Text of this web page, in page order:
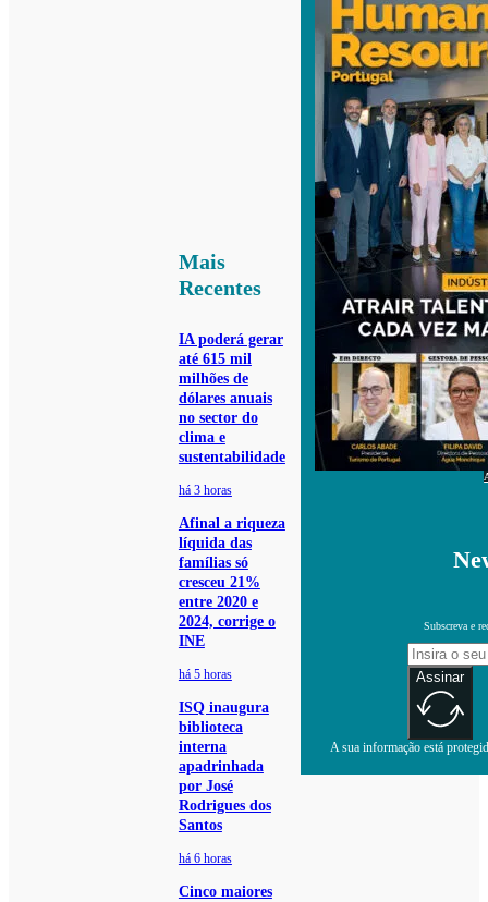
Mais
Recentes
IA poderá gerar
até 615 mil
milhões de
dólares anuais
no sector do
clima e
sustentabilidade
há 3 horas
Afinal a riqueza
líquida das
famílias só
cresceu 21%
entre 2020 e
2024, corrige o
INE
há 5 horas
ISQ inaugura
biblioteca
interna
apadrinhada
por José
Rodrigues dos
Santos
há 6 horas
Cinco maiores
Subscreva e
Assinar
A sua informação está